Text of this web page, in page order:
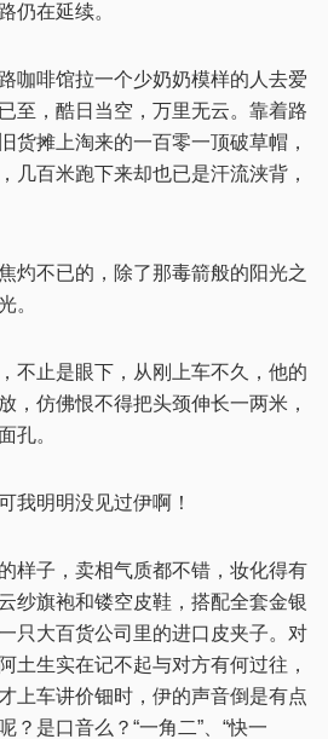
仍在延续。
咖啡馆拉一个少奶奶模样的人去爱
至，酷日当空，万里无云。靠着路
货摊上淘来的一百零一顶破草帽，
几百米跑下来却也已是汗流浃背，
灼不已的，除了那毒箭般的阳光之
。
不止是眼下，从刚上车不久，他的
，仿佛恨不得把头颈伸长一两米，
孔。
我明明没见过伊啊！
样子，卖相气质都不错，妆化得有
纱旗袍和镂空皮鞋，搭配全套金银
只大百货公司里的进口皮夹子。对
土生实在记不起与对方有何过往，
车讲价钿时，伊的声音倒是有点
？是口音么？“一角二”、“快一